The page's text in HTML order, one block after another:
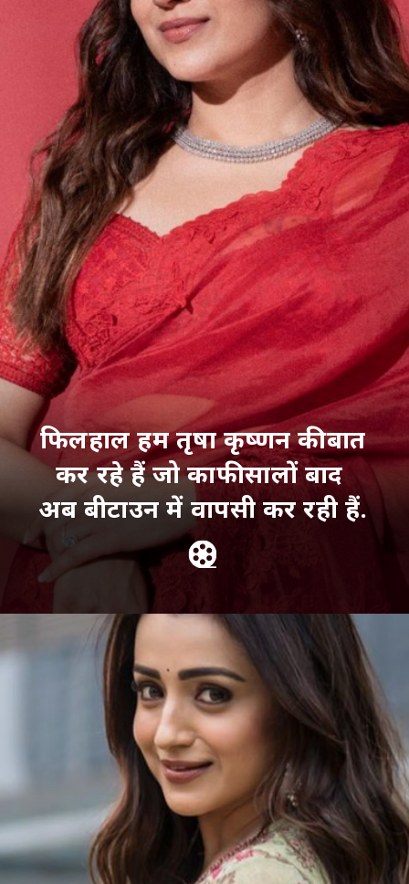
फिलहाल हम तृषा कृष्णन की बात
कर रहे हैं जो काफी सालों बाद
अब बीटाउन में वापसी कर रही हैं.